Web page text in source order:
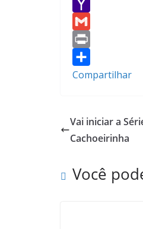
e
b
o
o
w
t
e
W
h
a
s
p
Y
a
h
o
a
i
G
m
a
P
r
t
Compartilhar
Vai iniciar a
Cachoeirinha
Você